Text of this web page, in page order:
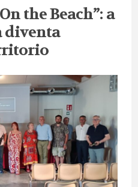
the Beach”: a
diventa